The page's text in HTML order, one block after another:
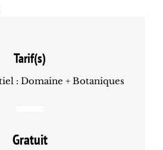
Tarif(s)
: Domaine + Botaniques
Gratuit